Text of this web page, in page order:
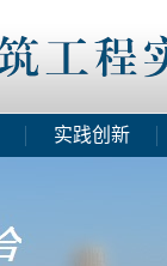
实践创新